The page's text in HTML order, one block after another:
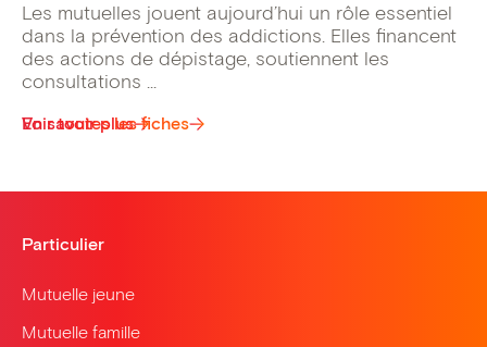
Voir toutes les fiches
Les mutuelles jouent aujourd’hui un rôle essentiel
dans la prévention des addictions. Elles financent
des actions de dépistage, soutiennent les
consultations ...
En savoir plus
Particulier
Mutuelle jeune
Mutuelle famille